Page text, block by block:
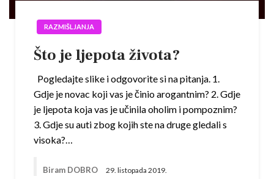
RAZMIŠLJANJA
Što je ljepota života?
Pogledajte slike i odgovorite si na pitanja. 1.
Gdje je novac koji vas je činio arogantnim? 2. Gdje
je ljepota koja vas je učinila oholim i pompoznim?
3. Gdje su auti zbog kojih ste na druge gledali s
visoka?…
Biram DOBRO 29. listopada 2019.